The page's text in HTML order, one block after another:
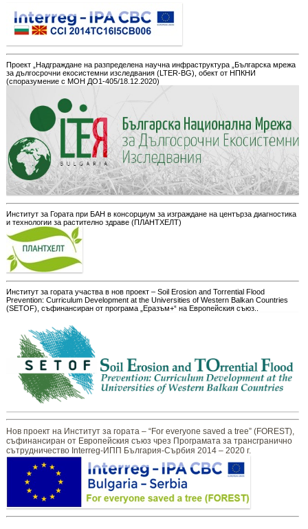
Проект „Надграждане на разпределена научна инфраструктура „Българска мрежа
за дългосрочни екосистемни изследвания (LTER-BG), обект от НПКНИ
(споразумение с МОН ДО1-405/18.12.2020)
Институт за Гората при БАН в консорциум за изграждане на центърза диагностика
и технологии за растително здраве (ПЛАНТХЕЛТ)
Институт за гората участва в нов проект – Soil Erosion and Torrential Flood
Prevention: Curriculum Development at the Universities of Western Balkan Countries
(SETOF), съфинансиран от програма „Еразъм+“ на Европейския съюз..
Нов проект на Институт за гората – “For everyone saved a tree” (FOREST),
съфинансиран от Европейския съюз чрез Програмата за трансгранично
сътрудничество Interreg-ИПП България-Сърбия 2014 – 2020 г.